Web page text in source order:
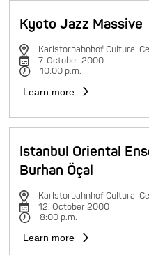
Kyoto Jazz Massive
Karlstorbahnhof Cultural
7. October 2000
10:00 p.m.
Learn more
Istanbul Oriental
Burhan Öçal
Karlstorbahnhof Cultural
12. October 2000
8:00 p.m.
Learn more